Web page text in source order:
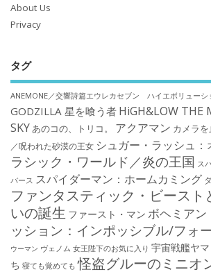
About Us
Privacy
タグ
ANEMONE／交響詩篇エウレカセブン ハイエボリューシ
GODZILLA 星を喰う者 HiGH&LOW THE
SKYあのコの、トリコ。 アクアマン カメラを
／呪われた砂漠の王女 シュガー・ラッシュ：
ラシック・ワールド／炎の王国 ス
バース スパイダーマン：ホームカミング
ファンタスティック・ビースト
いの誕生 ファースト・マン ボヘミアン
ッション：インポッシブル/フォ
ウーマン ヴェノム 女王陛下のお気に入り 宇宙戦艦ヤ
ち 寝ても覚めても 怪盗グルーのミニオ